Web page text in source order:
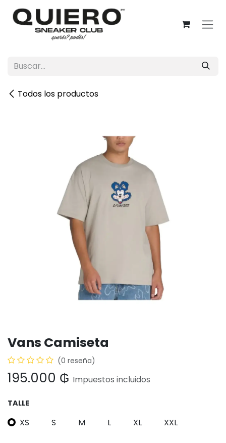
Ir al contenido
Todos los productos
Vans Camiseta
(0 reseña)
195.000 ₲ Impuestos incluidos
TALLE
XS S M L XL XXL